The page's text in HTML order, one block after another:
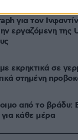
για τον
εργαζόμενη της
εκρηκτικά σε
στημένη
από το βράδυ:
για κάθε μέρα